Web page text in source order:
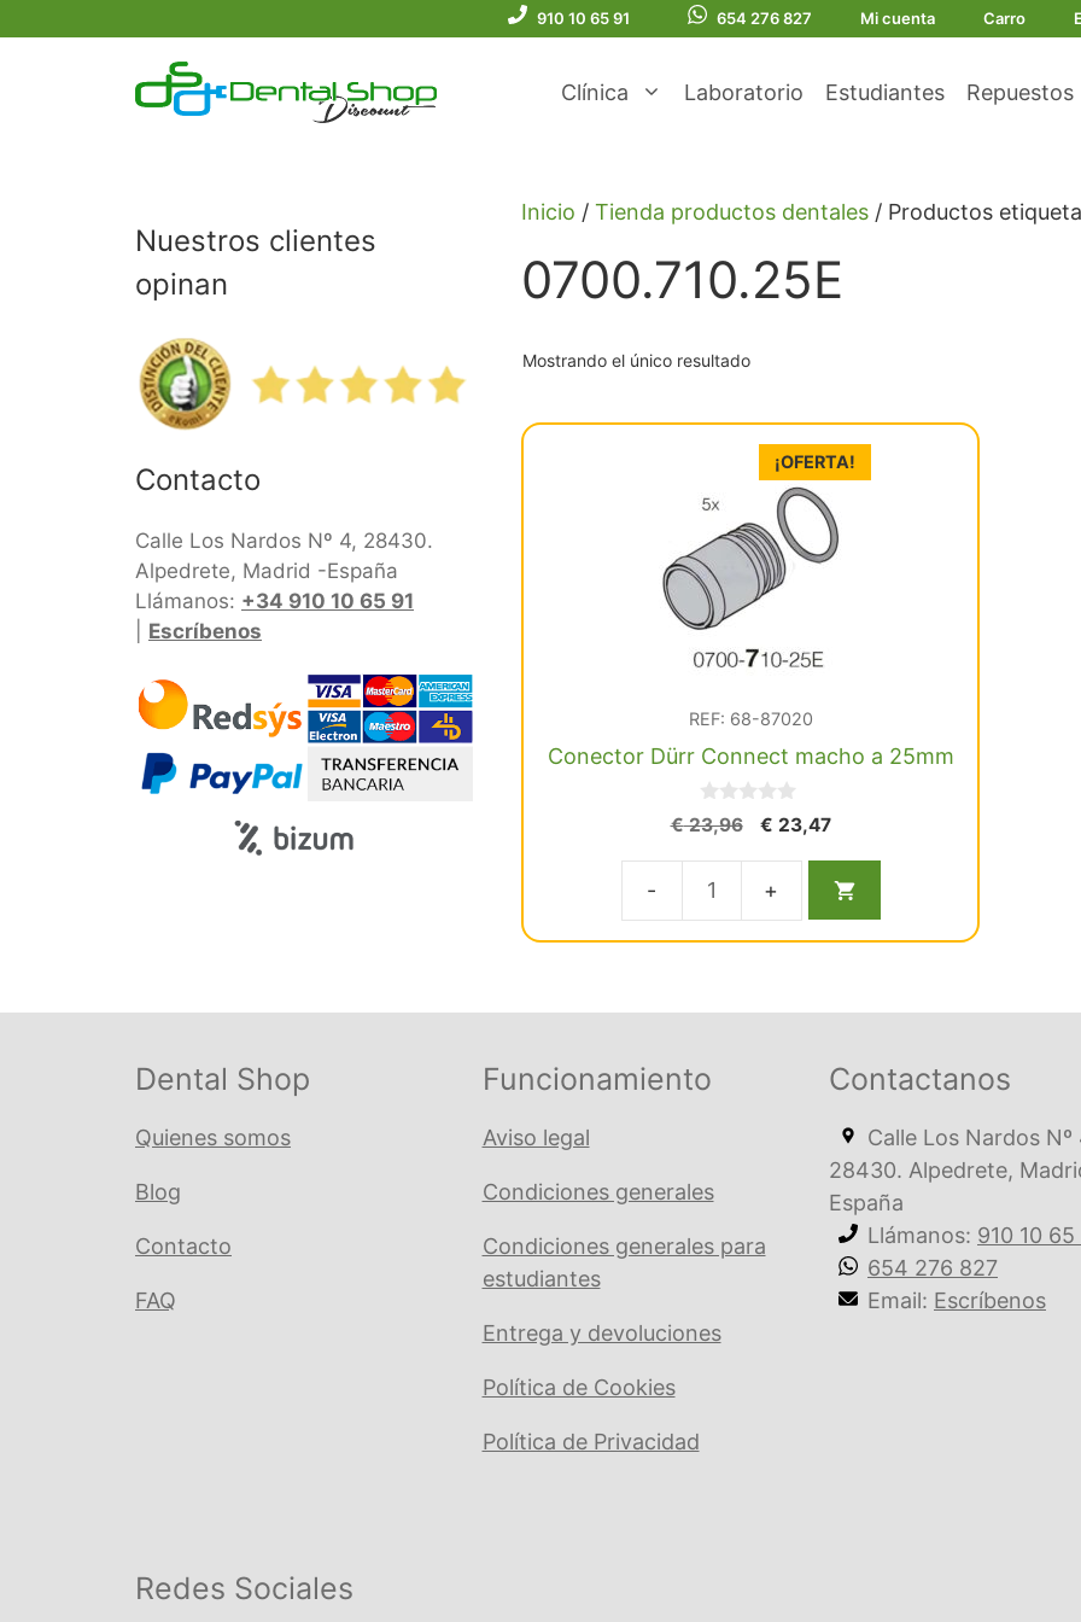
910 10 65 91 654 276 827 Mi cuenta Carro
Clínica Laboratorio Estudiantes Repuestos
Inicio / Tienda productos dentales / Productos
0700.710.25E
Mostrando el único resultado
¡OFERTA!
REF: 68-87020
Conector Dürr Connect macho a 25mm
0
d
€23,96
El
€ 23,96.
€ 23,47El
actual
es:
€ 23,47.
Conector
Dürr
25mm
Nuestros clientes
opinan
Contacto
Calle Los Nardos Nº 4, 28430.
Alpedrete, Madrid -España
Llámanos: +34 910 10 65 91
Escríbenos
Dental Shop
Quienes somos
Blog
Contacto
FAQ
Funcionamiento
Aviso legal
Condiciones generales
Condiciones generales para
estudiantes
Entrega y devoluciones
Política de Cookies
Política de Privacidad
Contactanos
Calle Los Nardos Nº
28430. Alpedrete,
España
Llámanos: 910 10 65
654 276 827
Email: Escríbenos
Redes Sociales